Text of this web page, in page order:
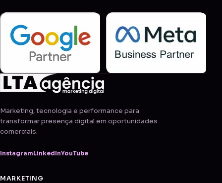
Marketing, tecnologia e performance para
transformar presença digital em oportunidades
comerciais.
Instagram LinkedInYouTube
MARKETING